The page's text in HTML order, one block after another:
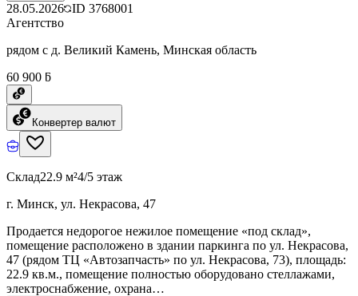
28.05.2026 ID 3768001
Агентство
рядом с д. Великий Камень, Минская область
60 900 ƃ
Конвертер валют
Склад22.9 м²4/5 этаж
г. Минск, ул. Некрасова, 47
Продается недорогое нежилое помещение «под склад»,
помещение расположено в здании паркинга по ул. Некрасова,
47 (рядом ТЦ «Автозапчасть» по ул. Некрасова, 73), площадь:
22.9 кв.м., помещение полностью оборудовано стеллажами,
электроснабжение, охрана…